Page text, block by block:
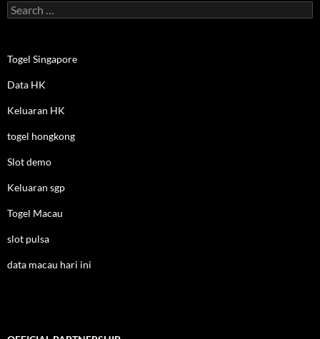
Search
for:
Togel Singapore
Data HK
Keluaran HK
togel hongkong
Slot demo
Keluaran sgp
Togel Macau
slot pulsa
data macau hari ini